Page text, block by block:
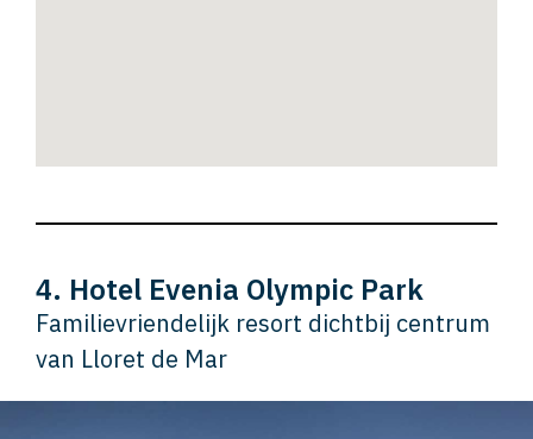
4. Hotel Evenia Olympic Park
Familievriendelijk resort dichtbij centrum
van Lloret de Mar